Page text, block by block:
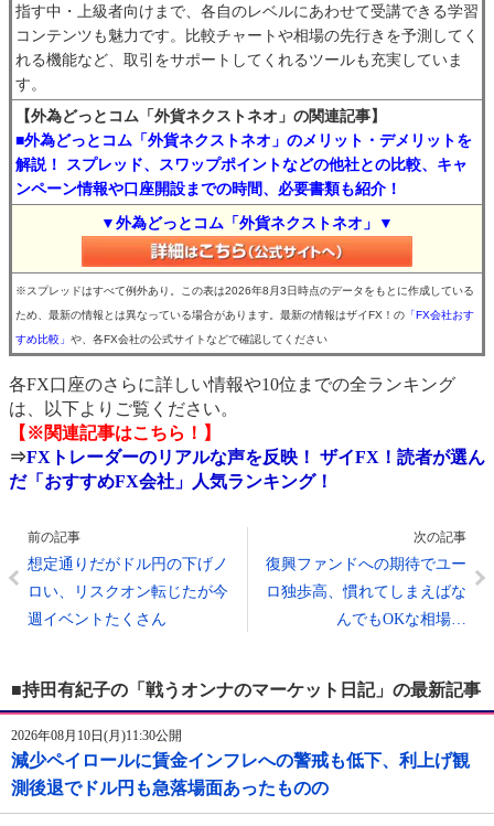
指す中・上級者向けまで、各自のレベルにあわせて受講できる学習
コンテンツも魅力です。比較チャートや相場の先行きを予測してく
れる機能など、取引をサポートしてくれるツールも充実していま
す。
【外為どっとコム「外貨ネクストネオ」の関連記事】
■外為どっとコム「外貨ネクストネオ」のメリット・デメリットを
解説！ スプレッド、スワップポイントなどの他社との比較、キャ
ンペーン情報や口座開設までの時間、必要書類も紹介！
▼外為どっとコム「外貨ネクストネオ」▼
※スプレッドはすべて例外あり。この表は2026年8月3日時点のデータをもとに作成している
ため、最新の情報とは異なっている場合があります。最新の情報はザイFX！の 「FX会社おす
すめ比較」 や、各FX会社の公式サイトなどで確認してください
各FX口座のさらに詳しい情報や10位までの全ランキング
は、以下よりご覧ください。
【※関連記事はこちら！】
⇒FXトレーダーのリアルな声を反映！ ザイFX！読者が選ん
だ「おすすめFX会社」人気ランキング！
前の記事
想定通りだがドル円の下げノ
ロい、リスクオン転じたが今
週イベントたくさん
次の記事
復興ファンドへの期待でユー
ロ独歩高、慣れてしまえばな
んでもOKな相場…
■持田有紀子の「戦うオンナのマーケット日記」の最新記事
2026年08月10日(月)11:30公開
減少ペイロールに賃金インフレへの警戒も低下、利上げ観
測後退でドル円も急落場面あったものの